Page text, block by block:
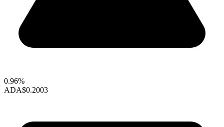
0.96%
ADA$0.2003